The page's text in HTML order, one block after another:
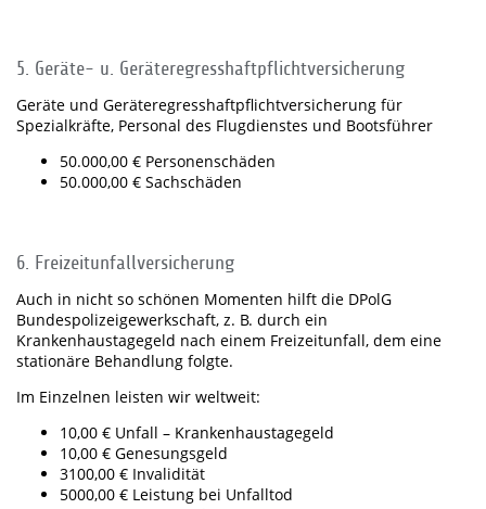
5. Geräte- u. Geräteregresshaftpflichtversicherung
Geräte und Geräteregresshaftpflichtversicherung für
Spezialkräfte, Personal des Flugdienstes und Bootsführer
50.000,00 € Personenschäden
50.000,00 € Sachschäden
6. Freizeitunfallversicherung
Auch in nicht so schönen Momenten hilft die DPolG
Bundespolizeigewerkschaft, z. B. durch ein
Krankenhaustagegeld nach einem Freizeitunfall, dem eine
stationäre Behandlung folgte.
Im Einzelnen leisten wir weltweit:
10,00 € Unfall – Krankenhaustagegeld
10,00 € Genesungsgeld
3100,00 € Invalidität
5000,00 € Leistung bei Unfalltod